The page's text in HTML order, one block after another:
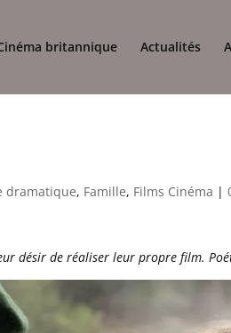
britannique Actualités
dramatique, Famille, Films Cinéma |
désir de réaliser leur propre film.